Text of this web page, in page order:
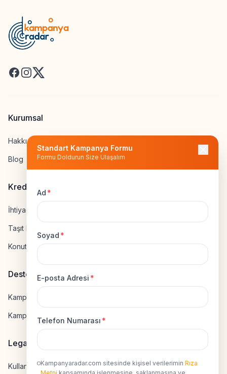
Standart Kampanya Formu
Formu Doldurun Size Ulaşalım
Ad *
Soyad *
E-posta Adresi *
Telefon Numarası *
Kampanyaradar.com sitesinde kişisel verilerimin Rıza
Facebook
Instagram
X
Kurumsal
Hakkımızda
Blog
Kredi Hesapla
İhtiyaç Kredisi Hesapla
Taşıt Kredisi Hesapla
Konut Kredisi Hesapla
Destek
Kampanya Gönderme
Kampanyaya Katılma
Legal
Kullanıcı Sözleşmesi